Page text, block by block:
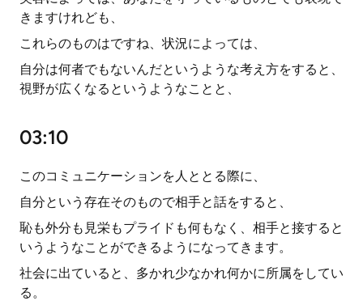
きますけれども、
これらのものはですね、状況によっては、
自分は何者でもないんだというような考え方をすると、
視野が広くなるというようなことと、
03:10
このコミュニケーションを人ととる際に、
自分という存在そのもので相手と話をすると、
恥も外分も見栄もプライドも何もなく、相手と接すると
いうようなことができるようになってきます。
社会に出ていると、多かれ少なかれ何かに所属をしてい
る。